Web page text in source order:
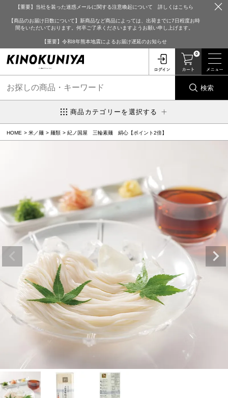
【重要】当社を装った迷惑メールに関する注意喚起について 詳しくはこちら
【商品のお届け日数について】新商品など商品によっては、出荷までに7日程度お時
間をいただいております。何卒ご了承くださいますようお願い申し上げます。
【重要】令和8年熊本地震によるお届け遅延のお知らせ
0
検索
商品カテゴリーを選択する
HOME 米／麺 麺類 紀ノ国屋 三輪素麺 絹心【ポイント2倍】